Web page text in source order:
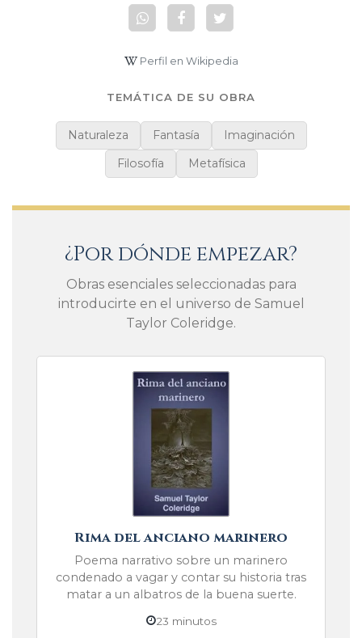
Perfil en Wikipedia
TEMÁTICA DE SU OBRA
Naturaleza Fantasía
Imaginación
Filosofía
Metafísica
¿Por dónde empezar?
Obras esenciales seleccionadas para
introducirte en el universo de Samuel
Taylor Coleridge.
Rima del anciano marinero
Poema narrativo sobre un marinero
condenado a vagar y contar su historia tras
matar a un albatros de la buena suerte.
23 minutos